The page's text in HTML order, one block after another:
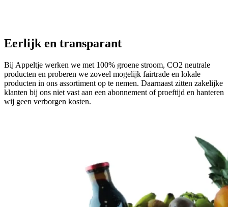
Eerlijk en transparant
Bij Appeltje werken we met 100% groene stroom, CO2 neutrale
producten en proberen we zoveel mogelijk fairtrade en lokale
producten in ons assortiment op te nemen. Daarnaast zitten zakelijke
klanten bij ons niet vast aan een abonnement of proeftijd en hanteren
wij geen verborgen kosten.